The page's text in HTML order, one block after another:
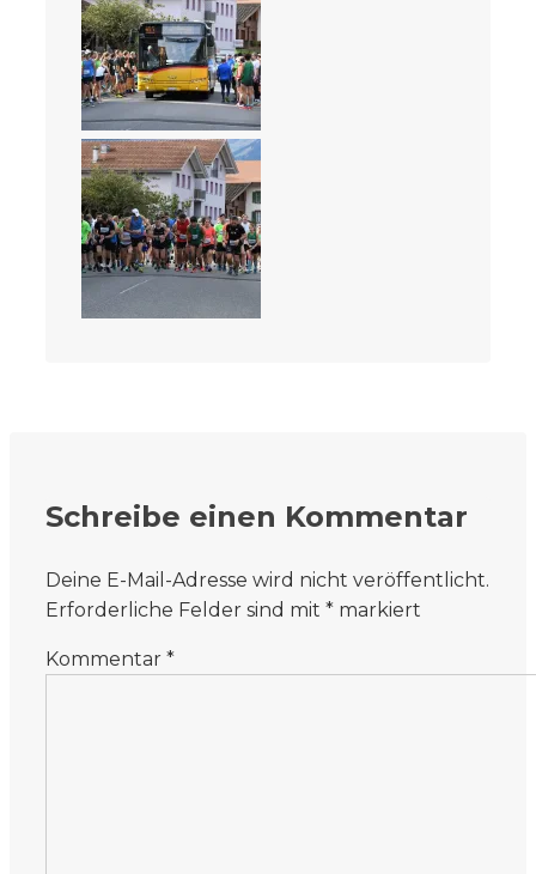
Schreibe einen Kommentar
Deine E-Mail-Adresse wird nicht veröffentlicht.
Erforderliche Felder sind mit * markiert
Kommentar *